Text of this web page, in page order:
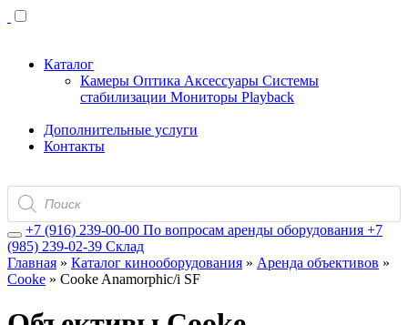
Каталог
Камеры Оптика Аксессуары Системы
стабилизации Мониторы Playback
Дополнительные услуги
Контакты
Поиск
товаров
+7 (916) 239-00-00 По вопросам аренды оборудования +7
(985) 239-02-39 Склад
Главная » Каталог кинооборудования » Аренда объективов »
Cooke » Cooke Anamorphic/i SF